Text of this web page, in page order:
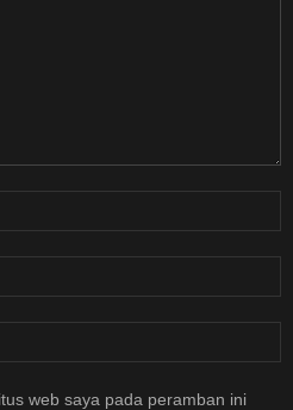
web saya pada peramban ini